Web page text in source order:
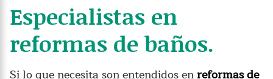
Especialistas en
reformas de baños.
Si lo que necesita son entendidos enreformas de